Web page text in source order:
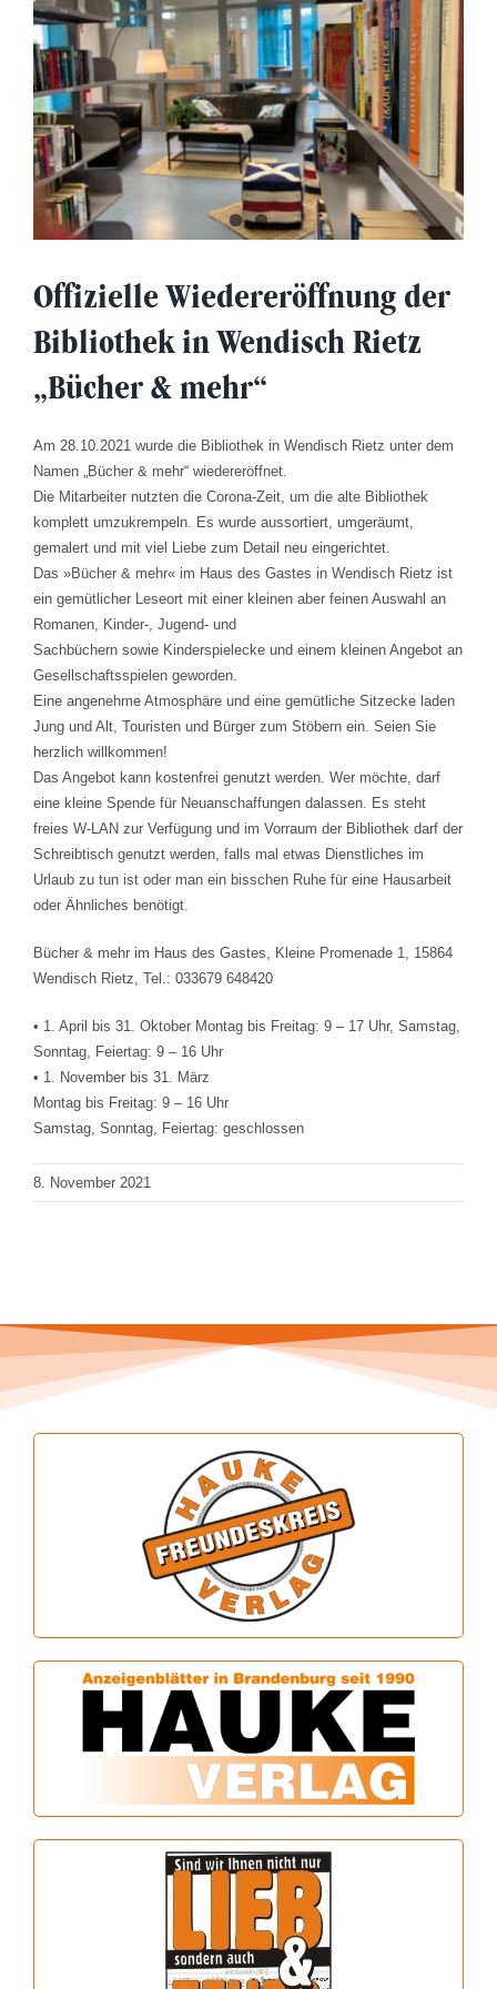
Offizielle Wiedereröffnung der
Bibliothek in Wendisch Rietz
„Bücher & mehr“
Am 28.10.2021 wurde die Bibliothek in Wendisch Rietz unter dem
Namen „Bücher & mehr“ wiedereröffnet.
Die Mitarbeiter nutzten die Corona-Zeit, um die alte Bibliothek
komplett umzukrempeln. Es wurde aussortiert, umgeräumt,
gemalert und mit viel Liebe zum Detail neu eingerichtet.
Das »Bücher & mehr« im Haus des Gastes in Wendisch Rietz ist
ein gemütlicher Leseort mit einer kleinen aber feinen Auswahl an
Romanen, Kinder-, Jugend- und
Sachbüchern sowie Kinderspielecke und einem kleinen Angebot an
Gesellschaftsspielen geworden.
Eine angenehme Atmosphäre und eine gemütliche Sitzecke laden
Jung und Alt, Touristen und Bürger zum Stöbern ein. Seien Sie
herzlich willkommen!
Das Angebot kann kostenfrei genutzt werden. Wer möchte, darf
eine kleine Spende für Neuanschaffungen dalassen. Es steht
freies W-LAN zur Verfügung und im Vorraum der Bibliothek darf der
Schreibtisch genutzt werden, falls mal etwas Dienstliches im
Urlaub zu tun ist oder man ein bisschen Ruhe für eine Hausarbeit
oder Ähnliches benötigt.
Bücher & mehr im Haus des Gastes, Kleine Promenade 1, 15864
Wendisch Rietz, Tel.: 033679 648420
• 1. April bis 31. Oktober Montag bis Freitag: 9 – 17 Uhr, Samstag,
Sonntag, Feiertag: 9 – 16 Uhr
• 1. November bis 31. März
Montag bis Freitag: 9 – 16 Uhr
Samstag, Sonntag, Feiertag: geschlossen
8. November 2021